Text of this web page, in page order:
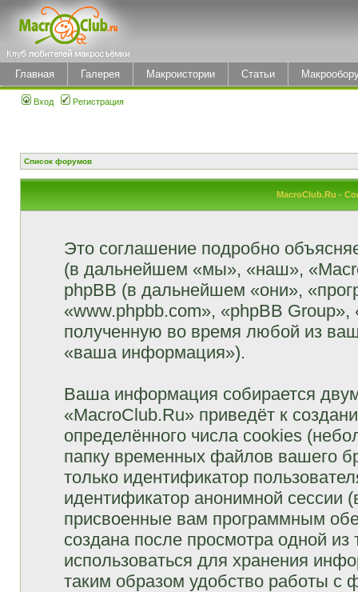
Главная Галерея Макроистории Статьи
Вход Регистрация
Список форумов
MacroClub.Ru -
Это соглашение подробно
(в дальнейшем «мы», «наш»,
phpBB (в дальнейшем «они»,
«www.phpbb.com», «phpBB
полученную во время любой из
«ваша информация»).
Ваша информация собирается
«MacroClub.Ru» приведёт к
определённого числа cookies
папку временных файлов вашего
только идентификатор
идентификатор анонимной сессии
присвоенные вам программным
создана после просмотра одной
использоваться для хранения
таким образом удобство работы с